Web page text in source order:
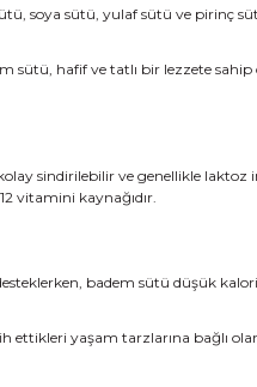
soya sütü, yulaf sütü ve pirinç
sütü, hafif ve tatlı bir lezzete
sindirilebilir ve genellikle laktoz
vitamini kaynağıdır.
badem sütü düşük
yaşam tarzlarına bağlı